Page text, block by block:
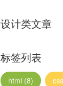
设计类文章
标签列表
html (8)